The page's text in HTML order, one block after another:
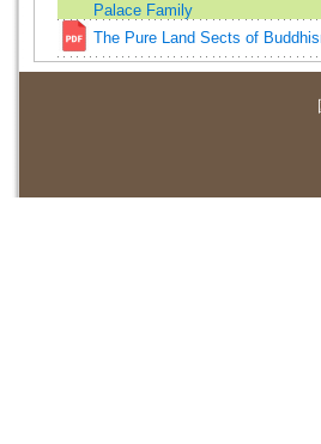
Palace Family
The Pure Land Sects of